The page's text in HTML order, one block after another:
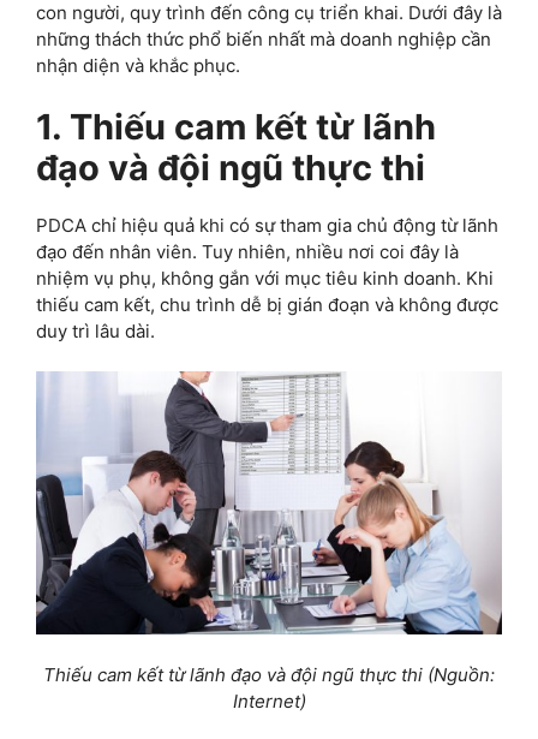
con người, quy trình đến công cụ triển khai. Dưới đây là
những thách thức phổ biến nhất mà doanh nghiệp cần
nhận diện và khắc phục.
1. Thiếu cam kết từ lãnh
đạo và đội ngũ thực thi
PDCA chỉ hiệu quả khi có sự tham gia chủ động từ lãnh
đạo đến nhân viên. Tuy nhiên, nhiều nơi coi đây là
nhiệm vụ phụ, không gắn với mục tiêu kinh doanh. Khi
thiếu cam kết, chu trình dễ bị gián đoạn và không được
duy trì lâu dài.
Thiếu cam kết từ lãnh đạo và đội ngũ thực thi (Nguồn:
Internet)